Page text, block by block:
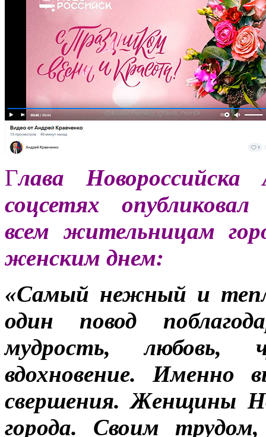
Глава
соцсетях опубликовал
всем жительницам
женским днем:
«Самый нежный и
один повод
мудрость, любовь,
вдохновение. Именно
свершения. Женщины
города. Своим